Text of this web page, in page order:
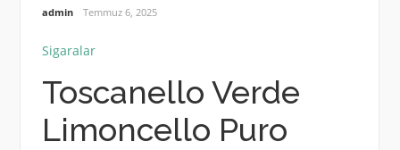
admin Temmuz 6, 2025
Sigaralar
Toscanello Verde
Limoncello Puro